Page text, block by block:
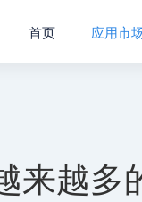
首页 应用市
来越多